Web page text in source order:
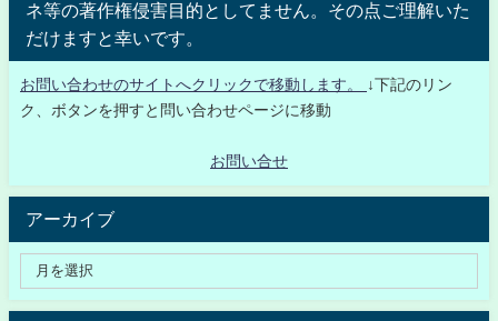
ネ等の著作権侵害目的としてません。その点ご理解いた
だけますと幸いです。
お問い合わせのサイトへクリックで移動します。
↓下記のリン
ク、ボタンを押すと問い合わせページに移動
お問い合せ
アーカイブ